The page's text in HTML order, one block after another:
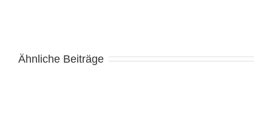
Ähnliche Beiträge